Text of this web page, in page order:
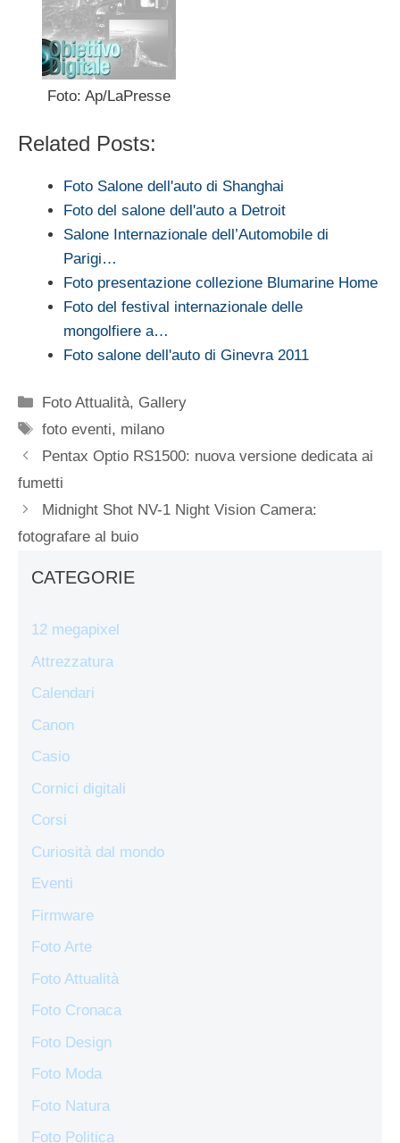
Foto: Ap/LaPresse
Related Posts:
Foto Salone dell'auto di Shanghai
Foto del salone dell'auto a Detroit
Salone Internazionale dell’Automobile di
Parigi…
Foto presentazione collezione Blumarine Home
Foto del festival internazionale delle
mongolfiere a…
Foto salone dell'auto di Ginevra 2011
Categorie
Foto Attualità, Gallery
Tag
foto eventi, milano
Pentax Optio RS1500: nuova versione dedicata ai
fumetti
Midnight Shot NV-1 Night Vision Camera:
fotografare al buio
CATEGORIE
12 megapixel
Attrezzatura
Calendari
Canon
Casio
Cornici digitali
Corsi
Curiosità dal mondo
Eventi
Firmware
Foto Arte
Foto Attualità
Foto Cronaca
Foto Design
Foto Moda
Foto Natura
Foto Politica